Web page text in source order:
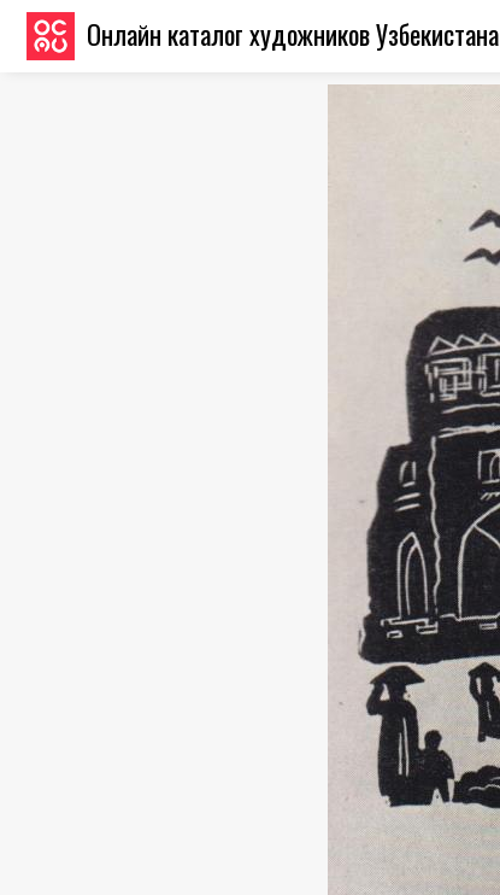
Онлайн каталог художников Узбекистана